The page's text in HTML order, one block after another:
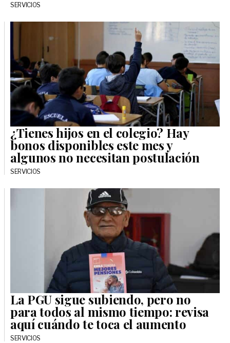
SERVICIOS
¿Tienes hijos en el colegio? Hay
bonos disponibles este mes y
algunos no necesitan postulación
SERVICIOS
La PGU sigue subiendo, pero no
para todos al mismo tiempo: revisa
aquí cuándo te toca el aumento
SERVICIOS